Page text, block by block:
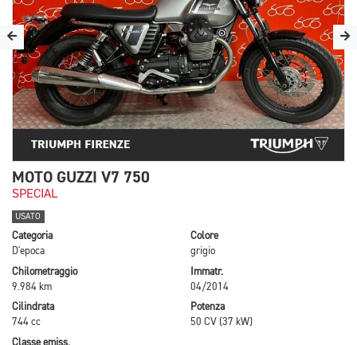
MOTO GUZZI V7 750
SPECIAL
USATO
Categoria
D'epoca
Colore
grigio
Chilometraggio
9.984 km
Immatr.
04/2014
Cilindrata
744 cc
Potenza
50 CV (37 kW)
Classe emiss.